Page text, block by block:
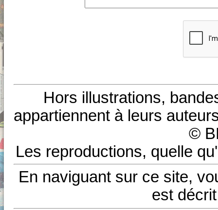
Hors illustrations,
appartiennent à leurs
©
Les reproductions, quelle
En naviguant sur ce site,
est